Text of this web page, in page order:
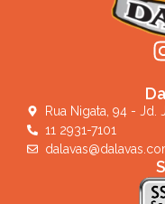
Rua Nigata, 94 - Jd.
11 2931-7101